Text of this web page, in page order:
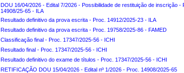
DOU 16/04/2026 - Edital 7/2026 - Possibilidade de restituição de inscrição -
14908/25-65 - ILA
Resultado definitivo da prova escrita - Proc. 14912/2025-23 - ILA
Resultado definitivo da prova escrita - Proc. 19758/2025-86 - FAMED
Classificação final - Proc. 17347/2025-56 - ICHI
Resultado final - Proc. 17347/2025-56 - ICHI
Resultado definitivo do exame de títulos - Proc. 17347/2025-56 - ICHI
RETIFICAÇÃO DOU 15/04/2026 - Edital nº 1/2026 - Proc. 14908/2025-65